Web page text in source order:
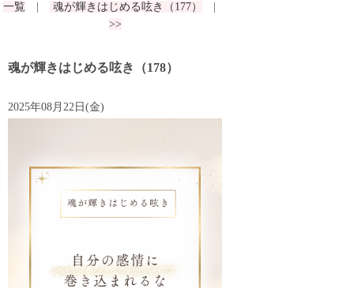
一覧
魂が輝きはじめる呟き（177）
>>
魂が輝きはじめる呟き（178）
2025年08月22日(金)